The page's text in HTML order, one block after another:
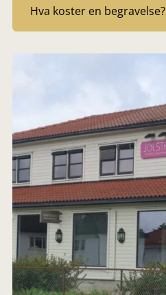
Hva koster en begravelse?